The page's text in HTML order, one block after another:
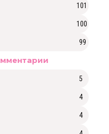
101
100
99
5
4
4